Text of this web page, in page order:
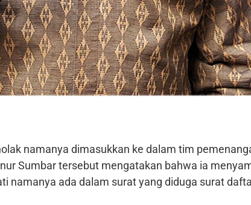
namanya dimasukkan ke dalam tim
Sumbar tersebut mengatakan bahwa ia
namanya ada dalam surat yang diduga surat